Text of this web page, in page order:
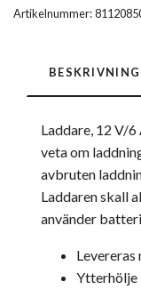
Artikelnummer:
BESKRIVNING
Laddare, 12 V/
veta om
avbruten
Laddaren skall
använder
Ytterhölje